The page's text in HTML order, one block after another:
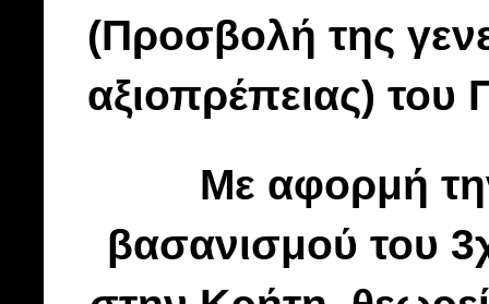
(Προσβολή της
αξιοπρέπειας) του
Με αφορμή
βασανισμού του